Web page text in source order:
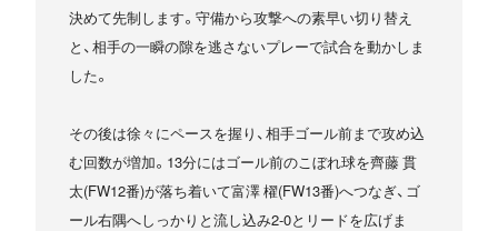
決めて先制します。守備から攻撃への素早い切り替え
と、相手の一瞬の隙を逃さないプレーで試合を動かしま
した。
その後は徐々にペースを握り、相手ゴール前まで攻め込
む回数が増加。13分にはゴール前のこぼれ球を齊藤 貫
太(FW12番)が落ち着いて富澤 櫂(FW13番)へつなぎ、ゴ
ール右隅へしっかりと流し込み2-0とリードを広げま